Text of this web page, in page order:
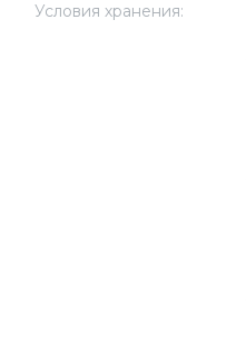
Условия хранения: